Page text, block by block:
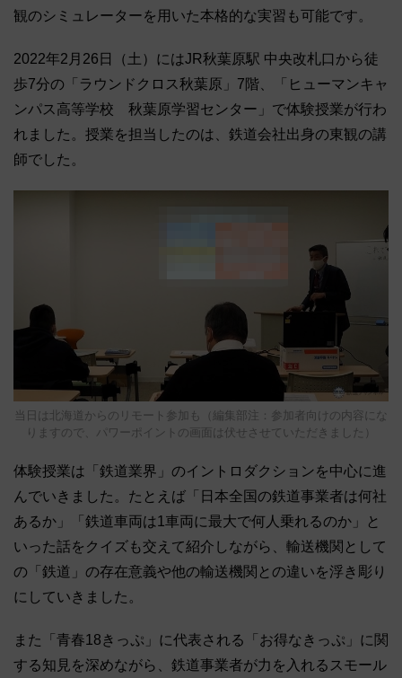
観のシミュレーターを用いた本格的な実習も可能です。
2022年2月26日（土）にはJR秋葉原駅 中央改札口から徒
歩7分の「ラウンドクロス秋葉原」7階、「ヒューマンキャ
ンパス高等学校 秋葉原学習センター」で体験授業が行わ
れました。授業を担当したのは、鉄道会社出身の東観の講
師でした。
当日は北海道からのリモート参加も（編集部注：参加者向けの内容にな
りますので、パワーポイントの画面は伏せさせていただきました）
体験授業は「鉄道業界」のイントロダクションを中心に進
んでいきました。たとえば「日本全国の鉄道事業者は何社
あるか」「鉄道車両は1車両に最大で何人乗れるのか」と
いった話をクイズも交えて紹介しながら、輸送機関として
の「鉄道」の存在意義や他の輸送機関との違いを浮き彫り
にしていきました。
また「青春18きっぷ」に代表される「お得なきっぷ」に関
する知見を深めながら、鉄道事業者が力を入れるスモール